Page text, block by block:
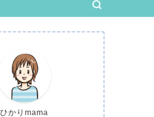
ひかりmama